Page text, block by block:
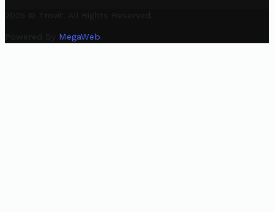
2025 © Trovit. All Rights Reserved.
Powered By MegaWeb